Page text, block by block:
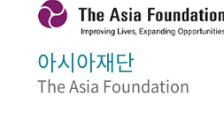
아시아재단
The Asia Foundation